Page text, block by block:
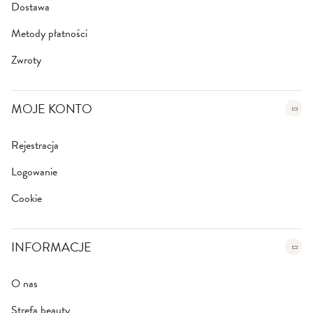
e
:
Dostawa
Metody płatności
Zwroty
MOJE KONTO
Rejestracja
Logowanie
Cookie
INFORMACJE
O nas